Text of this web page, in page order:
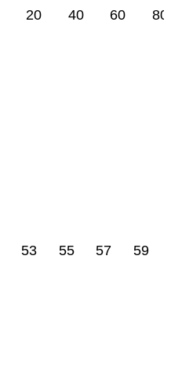
20 40 60 80
53 55 57 59